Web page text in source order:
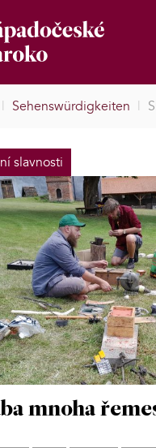
| Sehenswürdigkeiten |
slavnosti
mnoha